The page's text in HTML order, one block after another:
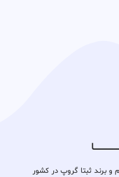
در سال 1381 تحت نام و برند ثبتا گروپ در کشور